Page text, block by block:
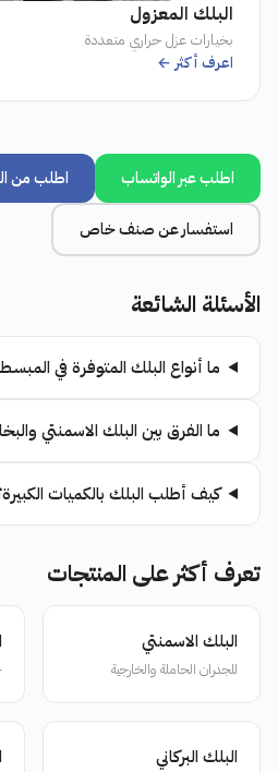
البلك المعزول
بخيارات عزل حراري متعددة
اعرف أكثر ←
اطلب عبر الواتساب اطلب من
استفسار عن صنف خاص
الأسئلة الشائعة
ما أنواع البلك المتوفرة في
ما الفرق بين البلك الاسمنتي
كيف أطلب البلك بالكميات
تعرف أكثر على المنتجات
البلك الاسمنتي
للجدران الحاملة والخارجية
البلك البركاني